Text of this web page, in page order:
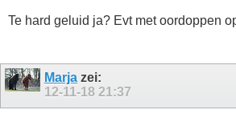
Te hard geluid ja? Evt met oordoppen
Marja zei:
12-11-18 21:37